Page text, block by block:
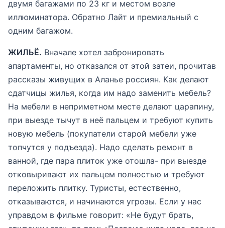
двумя багажами по 23 кг и местом возле
иллюминатора. Обратно Лайт и премиальный с
одним багажом.
ЖИЛЬЁ. Вначале хотел забронировать
апартаменты, но отказался от этой затеи, прочитав
рассказы живущих в Аланье россиян. Как делают
сдатчицы жилья, когда им надо заменить мебель?
На мебели в неприметном месте делают царапину,
при выезде тычут в неё пальцем и требуют купить
новую мебель (покупатели старой мебели уже
топчутся у подъезда). Надо сделать ремонт в
ванной, где пара плиток уже отошла- при выезде
отковыривают их пальцем полностью и требуют
переложить плитку. Туристы, естественно,
отказываются, и начинаются угрозы. Если у нас
управдом в фильме говорит: «Не будут брать,